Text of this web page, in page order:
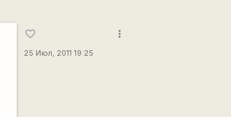
favorite_border
25 Июл, 2011 19:25
more_vert